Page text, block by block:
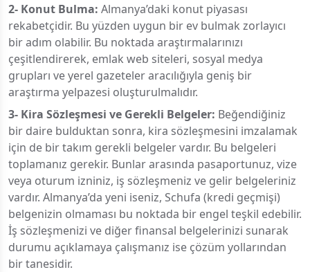
2- Konut Bulma: Almanya’daki konut piyasası
rekabetçidir. Bu yüzden uygun bir ev bulmak zorlayıcı
bir adım olabilir. Bu noktada araştırmalarınızı
çeşitlendirerek, emlak web siteleri, sosyal medya
grupları ve yerel gazeteler aracılığıyla geniş bir
araştırma yelpazesi oluşturulmalıdır.
3- Kira Sözleşmesi ve Gerekli Belgeler: Beğendiğiniz
bir daire bulduktan sonra, kira sözleşmesini imzalamak
için de bir takım gerekli belgeler vardır. Bu belgeleri
toplamanız gerekir. Bunlar arasında pasaportunuz, vize
veya oturum izniniz, iş sözleşmeniz ve gelir belgeleriniz
vardır. Almanya’da yeni iseniz, Schufa (kredi geçmişi)
belgenizin olmaması bu noktada bir engel teşkil edebilir.
İş sözleşmenizi ve diğer finansal belgelerinizi sunarak
durumu açıklamaya çalışmanız ise çözüm yollarından
bir tanesidir.